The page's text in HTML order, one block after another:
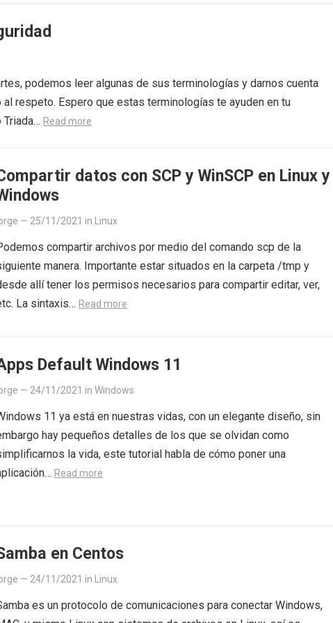
podemos leer algunas de sus terminologías y darnos cuenta
respeto. Espero que estas terminologías te ayuden en tu
Triada… Read more
datos con SCP y WinSCP en Linux y
— 25/11/2021 in Linux
compartir archivos por medio del comando scp de la
manera. Importante estar situados en la carpeta /tmp y
allí tener los permisos necesarios para compartir editar, ver,
La sintaxis… Read more
Default Windows 11
— 24/11/2021 in Windows
11 ya está en nuestras vidas, con un elegante diseño, sin
hay pequeños detalles de los que se olvidan como
la vida, este tutorial habla de cómo poner una
Read more
en Centos
— 24/11/2021 in Linux
es un protocolo de comunicaciones para conectar Windows,